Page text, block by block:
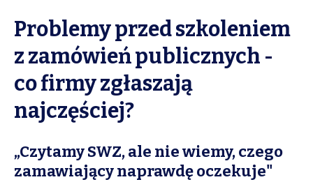
Problemy przed szkoleniem
z zamówień publicznych -
co firmy zgłaszają
najczęściej?
„Czytamy SWZ, ale nie wiemy, czego
zamawiający naprawdę oczekuje"